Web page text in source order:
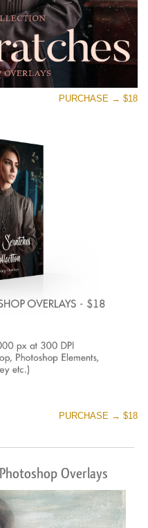
PURCHASE → $18
PURCHASE → $18
Overlays